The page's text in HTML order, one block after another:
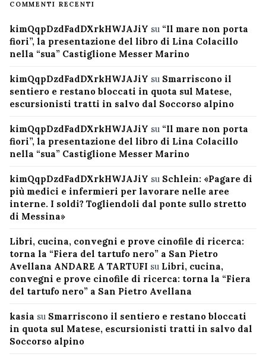
COMMENTI RECENTI
kimQqpDzdFadDXrkHWJAJiY su “Il mare non porta
fiori”, la presentazione del libro di Lina Colacillo
nella “sua” Castiglione Messer Marino
kimQqpDzdFadDXrkHWJAJiY su Smarriscono il
sentiero e restano bloccati in quota sul Matese,
escursionisti tratti in salvo dal Soccorso alpino
kimQqpDzdFadDXrkHWJAJiY su “Il mare non porta
fiori”, la presentazione del libro di Lina Colacillo
nella “sua” Castiglione Messer Marino
kimQqpDzdFadDXrkHWJAJiY su Schlein: «Pagare di
più medici e infermieri per lavorare nelle aree
interne. I soldi? Togliendoli dal ponte sullo stretto
di Messina»
Libri, cucina, convegni e prove cinofile di ricerca:
torna la “Fiera del tartufo nero” a San Pietro
Avellana ANDARE A TARTUFI su Libri, cucina,
convegni e prove cinofile di ricerca: torna la “Fiera
del tartufo nero” a San Pietro Avellana
kasia su Smarriscono il sentiero e restano bloccati
in quota sul Matese, escursionisti tratti in salvo dal
Soccorso alpino